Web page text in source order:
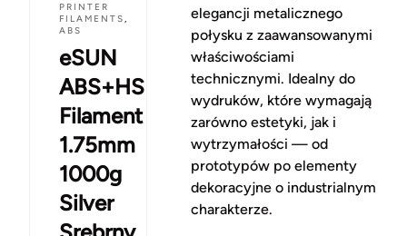
PRINTER
FILAMENTS,
ABS
eSUN
ABS+HS
Filament
1.75mm
1000g
Silver
elegancji metalicznego
połysku z zaawansowanymi
właściwościami
technicznymi. Idealny do
wydruków, które wymagają
zarówno estetyki, jak i
wytrzymałości — od
prototypów po elementy
dekoracyjne o industrialnym
charakterze.